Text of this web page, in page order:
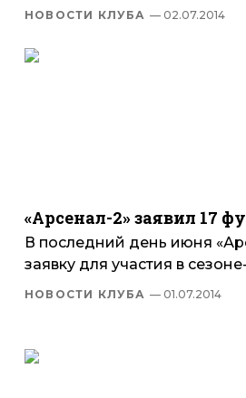
НОВОСТИ КЛУБА — 02.07.2014
«Арсенал-2» заявил 17
В последний день июня
заявку для участия в
НОВОСТИ КЛУБА — 01.07.2014